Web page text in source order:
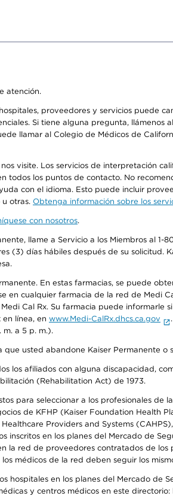
atención.
proveedores y servicios puede
Si tiene alguna pregunta, llámenos
llamar al Colegio de Médicos de
visite. Los servicios de interpretación
los puntos de contacto. No
con el idioma. Esto puede incluir
otras. Obtenga información sobre los
con nosotros.
llame a Servicio a los Miembros al 1-
(3) días hábiles después de su solicitud.
En estas farmacias, se puede
cualquier farmacia de la red de Medi
Cal Rx. Su farmacia puede informarle
línea, en www.Medi-CalRx.dhcs.ca.gov
m. a 5 p. m.).
usted abandone Kaiser Permanente o
los afiliados con alguna discapacidad,
(Rehabilitation Act) de 1973.
para seleccionar a los profesionales de
de KFHP (Kaiser Foundation Health
Providers and Systems
en los planes del Mercado de
red de proveedores contratados de los
médicos de la red deben seguir los
hospitales en los planes del Mercado de
y centros médicos en este